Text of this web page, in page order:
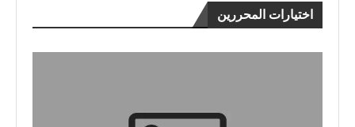
اختيارات المحررين